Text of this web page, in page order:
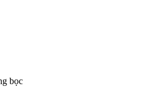
bọc